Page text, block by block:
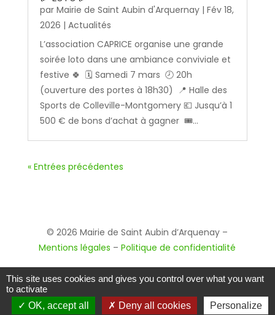
par Mairie de Saint Aubin d'Arquernay| Fév 18,
2026 | Actualités
L’association CAPRICE organise une grande
soirée loto dans une ambiance conviviale et
festive 🍀 🗓️ Samedi 7 mars 🕗 20h
(ouverture des portes à 18h30) 📍 Halle des
Sports de Colleville-Montgomery 💶 Jusqu’à 1
500 € de bons d’achat à gagner 🎟️...
« Entrées précédentes
© 2026 Mairie de Saint Aubin d’Arquenay –
Mentions légales –Politique de confidentialité
This site uses cookies and gives you control over what you want
to activate
OK, accept all
Deny all cookies Personalize